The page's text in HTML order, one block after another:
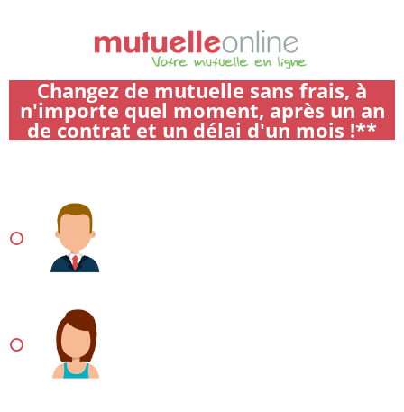
Changez de mutuelle sans frais, à
n'importe quel moment, après un an
de contrat et un délai d'un mois !**